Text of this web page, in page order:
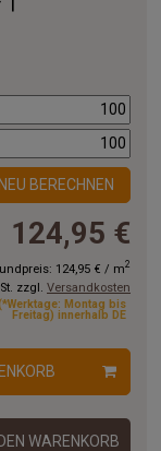
BERECHNEN
124,95 €
124,95 € / m2
zzgl. Versandkosten
Montag bis
Freitag) innerhalb DE
WARENKORB